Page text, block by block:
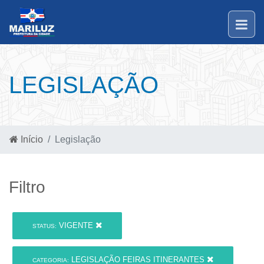
LEGISLAÇÃO
Início Legislação
Filtro
STATUS: VIGENTE
CATEGORIA: LEGISLAÇÃO FEIRAS ITINERANTES